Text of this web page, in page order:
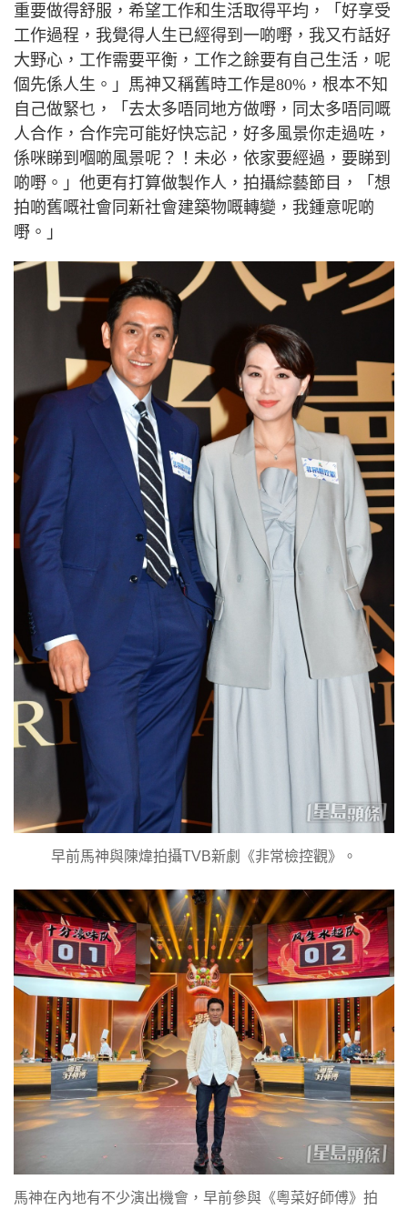
重要做得舒服，希望工作和生活取得平均，「好享受
工作過程，我覺得人生已經得到一啲嘢，我又冇話好
大野心，工作需要平衡，工作之餘要有自己生活，呢
個先係人生。」馬神又稱舊時工作是80% ，根本不知
自己做緊乜，「去太多唔同地方做嘢，同太多唔同嘅
人合作，合作完可能好快忘記，好多風景你走過咗，
係咪睇到嗰啲風景呢？！未必，依家要經過，要睇到
啲嘢。」他更有打算做製作人，拍攝綜藝節目，「想
拍啲舊嘅社會同新社會建築物嘅轉變，我鍾意呢啲
嘢。」
早前馬神與陳煒拍攝TVB新劇《非常檢控觀》。
馬神在內地有不少演出機會，早前參與《粵菜好師傅》拍